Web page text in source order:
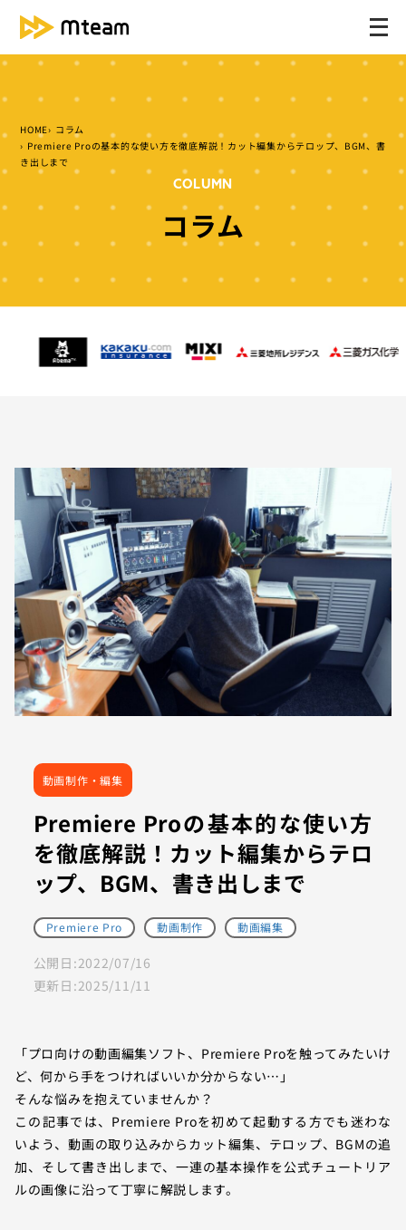
メ
ュ
開
く
HOME コラム
Premiere Proの基本的な使い方を徹底解説！カット編集からテロップ、BGM、書
き出しまで
COLUMN
コラム
動画制作・編集
Premiere Proの基本的な使い方
を徹底解説！カット編集からテロ
ップ、BGM、書き出しまで
Premiere Pro 動画制作 動画編集
公開日:2022/07/16
更新日:2025/11/11
「プロ向けの動画編集ソフト、Premiere Proを触ってみたいけ
ど、何から手をつければいいか分からない…」
そんな悩みを抱えていませんか？
この記事では、Premiere Proを初めて起動する方でも迷わな
いよう、動画の取り込みからカット編集、テロップ、BGMの追
加、そして書き出しまで、一連の基本操作を公式チュートリア
ルの画像に沿って丁寧に解説します。